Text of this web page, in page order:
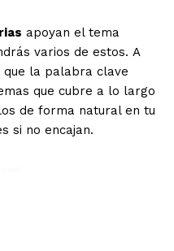
apoyan el tema
varios de estos. A
que la palabra clave
que cubre a lo largo
de forma natural en tu
si no encajan.